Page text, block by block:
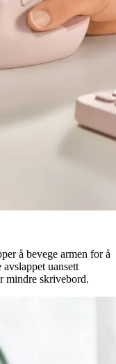
å bevege armen for å
uansett
mindre skrivebord.